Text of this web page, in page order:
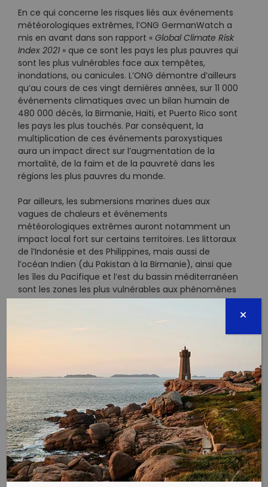
En ce qui concerne les risques liés aux événements
météorologiques extrêmes, l’ONG GermanWatch a
mis en avant dans son rapport «Global Climate Risk
Index 2021 » que ce sont les pays les plus pauvres qui
sont les plus vulnérables face aux tempêtes,
inondations, ou canicules. L’ONG démontre d’ailleurs
qu’au cours de ces vingt dernières années, sur 11 000
événements climatiques avec un bilan humain de
480 000 décès, la Birmanie, Haïti, et Puerto Rico sont
les pays les plus touchés. Par conséquent, la
multiplication de ces événements paroxystiques
aura un impact direct sur l’augmentation de la
mortalité, de la faim et de la pauvreté dans les
régions les plus pauvres du monde.
Par ailleurs, les submersions marines dues aux
vagues de chaleurs et événements
météorologiques extrêmes auront notamment un
impact local fort sur certains territoires. Les littoraux
de l’Indonésie et des Philippines, mais aussi de
l’océan Indien (du Pakistan à la Birmanie), ainsi que
les îles du Pacifique et l’est du bassin méditerranéen
sont les zones les plus vulnérables aux phénomènes
climatiques. Ces catastrophes naturelles sont en
et agricoles, principales activités économiques de
actuelles, aucun pays ne sera entièrement
submergé au cours du siècle, l’élévation du niveau
de la mer menace la viabilité économique de
certaines régions à basse altitude avant leur
submersion entière. Ce phénomène a ainsi pour
risque un certain désordre social, une forte
augmentation des migrations climatiques ainsi que
des désaccords sur l’exploitation des océans. De
même, les dommages consécutifs à
l’accroissement des phénomènes météorologiques
extrêmes aggraveront la vulnérabilité des